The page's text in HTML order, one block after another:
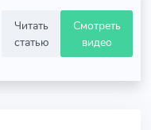
Читать
статью
Смотреть
видео